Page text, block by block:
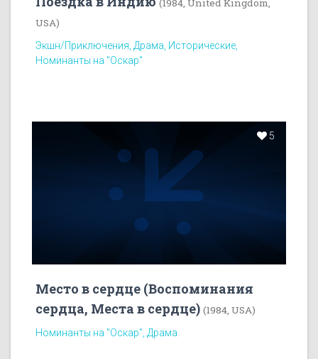
(1984, United Kingdom,
USA)
Экшн/Приключения, Драма, Исторические,
Номинанты на "Оскар"
5
Место в сердце (Воспоминания
сердца, Места в сердце) (1984, USA)
Номинанты на "Оскар", Драма